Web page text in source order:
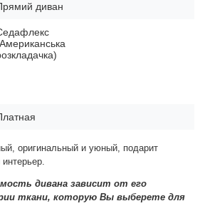
диван
оригинальный и уюный, подарит
дивана зависит от его
ткани, которую Вы выберете для